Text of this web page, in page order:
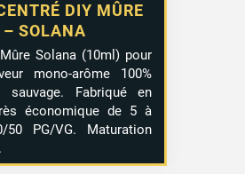
DIY MÛRE
SOLANA
Solana (10ml) pour
mono-arôme 100%
Fabriqué en
économique de 5 à
PG/VG. Maturation